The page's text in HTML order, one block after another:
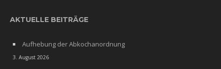
AKTUELLE BEITRÄGE
Aufhebung der Abkochanordnung
3. August 2026